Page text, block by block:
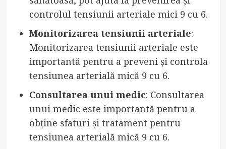
controlul tensiunii arteriale mici 9 cu 6.
Monitorizarea tensiunii arteriale:
Monitorizarea tensiunii arteriale este
importantă pentru a preveni și controla
tensiunea arterială mică 9 cu 6.
Consultarea unui medic: Consultarea
unui medic este importantă pentru a
obține sfaturi și tratament pentru
tensiunea arterială mică 9 cu 6.